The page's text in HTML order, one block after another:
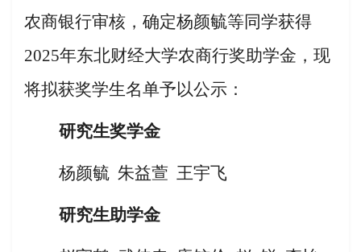
农商银行审核，确定杨颜毓等同学获得
2025年东北财经大学农商行奖助学金，现
将拟获奖学生名单予以公示：
研究生奖学金
杨颜毓 朱益萱 王宇飞
研究生助学金